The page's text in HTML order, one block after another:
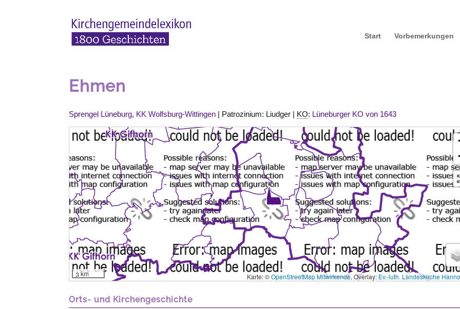
Start Vorbemerkungen
Ehmen
Sprengel Lüneburg, KK Wolfsburg-Wittingen | Patrozinium: Liudger | KO: Lüneburger KO von 1643
3 km Karte: ©OpenStreetMap Mitwirkende, Overlay: Ev.-luth. Landeskirche
Orts- und Kirchengeschichte